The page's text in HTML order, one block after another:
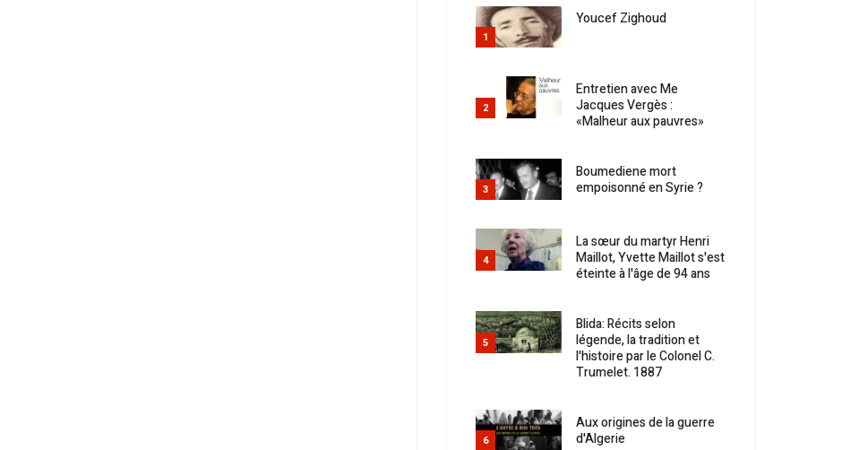
1
Youcef Zighoud
2
Entretien avec Me
Jacques Vergès :
«Malheur aux pauvres»
3
Boumediene mort
empoisonné en Syrie ?
4
La sœur du martyr Henri
Maillot, Yvette Maillot s'est
éteinte à l'âge de 94 ans
5
Blida: Récits selon
légende, la tradition et
l'histoire par le Colonel C.
Trumelet. 1887
6
Aux origines de la guerre
d'Algerie